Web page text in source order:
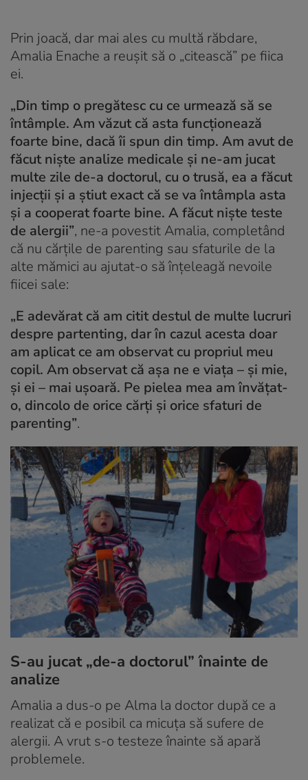
Prin joacă, dar mai ales cu multă răbdare,
Amalia Enache a reușit să o „citească” pe fiica
ei.
„Din timp o pregătesc cu ce urmează să se
întâmple. Am văzut că asta funcționează
foarte bine, dacă îi spun din timp. Am avut de
făcut niște analize medicale și ne-am jucat
multe zile de-a doctorul, cu o trusă, ea a făcut
injecții și a știut exact că se va întâmpla asta
și a cooperat foarte bine. A făcut niște teste
de alergii”, ne-a povestit Amalia, completând
că nu cărțile de parenting sau sfaturile de la
alte mămici au ajutat-o să înțeleagă nevoile
fiicei sale:
„E adevărat că am citit destul de multe lucruri
despre partenting, dar în cazul acesta doar
am aplicat ce am observat cu propriul meu
copil. Am observat că așa ne e viața – și mie,
și ei – mai ușoară. Pe pielea mea am învățat-
o, dincolo de orice cărți și orice sfaturi de
parenting”.
S-au jucat „de-a doctorul” înainte de
analize
Amalia a dus-o pe Alma la doctor după ce a
realizat că e posibil ca micuța să sufere de
alergii. A vrut s-o testeze înainte să apară
problemele.